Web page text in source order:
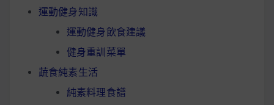
運動健身知識
運動健身飲食建議
健身重訓菜單
蔬食純素生活
純素料理食譜